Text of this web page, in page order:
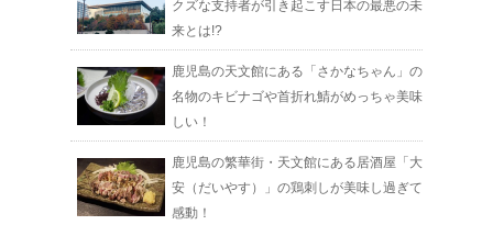
クズな支持者が引き起こす日本の最悪の未
来とは!?
鹿児島の天文館にある「さかなちゃん」の
名物のキビナゴや首折れ鯖がめっちゃ美味
しい！
鹿児島の繁華街・天文館にある居酒屋「大
安（だいやす）」の鶏刺しが美味し過ぎて
感動！